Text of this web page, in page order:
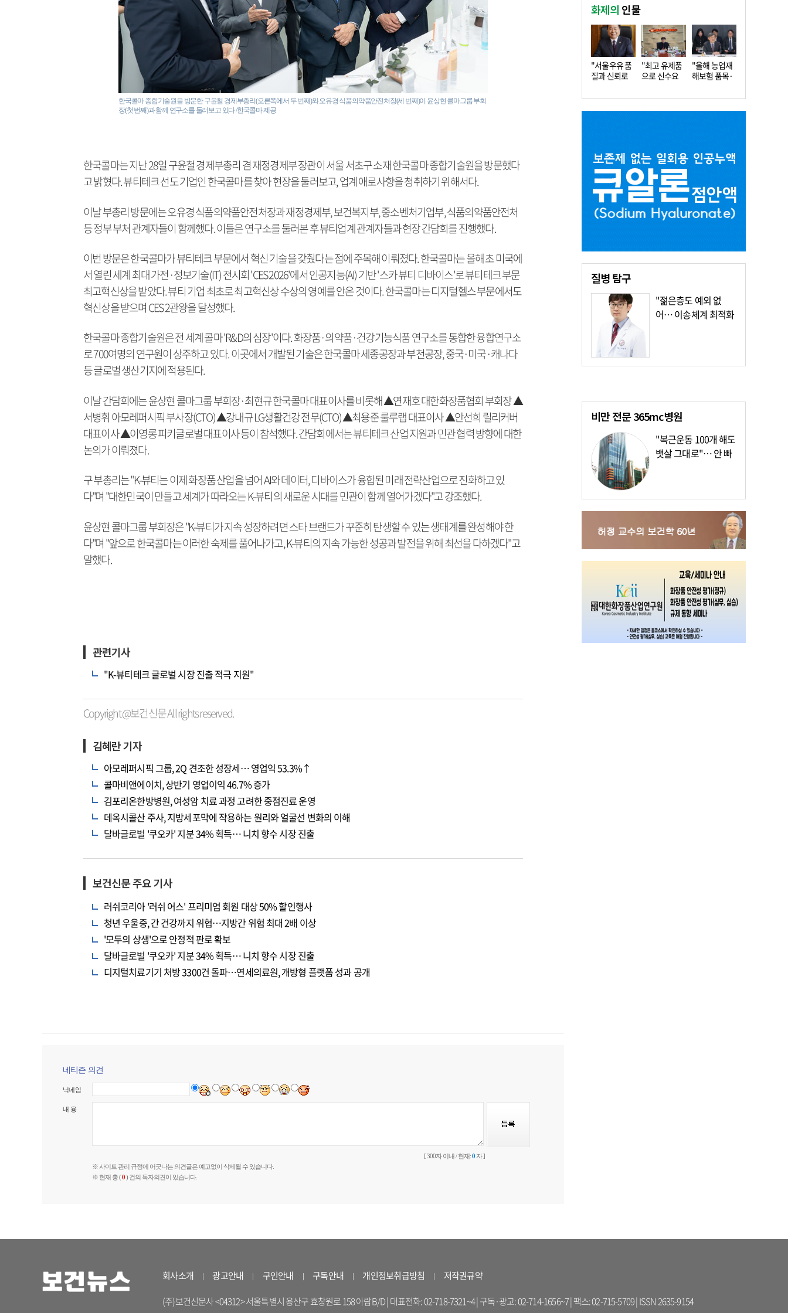
한국콜마 종합기술원을 방문한 구윤철 경제부총리(오른쪽에서 두 번째)와 오유경 식품의약품안전처장(세 번째)이 윤상현 콜마그룹 부회
장(첫 번째)과 함께 연구소를 둘러보고 있다 /한국콜마 제공
한국콜마는 지난 28일 구윤철 경제부총리 겸 재정경제부 장관이 서울 서초구 소재 한국콜마 종합기술원을 방문했다
고 밝혔다. 뷰티테크 선도 기업인 한국콜마를 찾아 현장을 둘러보고, 업계 애로사항을 청취하기 위해서다.
이날 부총리 방문에는 오유경 식품의약품안전처장과 재정경제부, 보건복지부, 중소벤처기업부, 식품의약품안전처
등 정부 부처 관계자들이 함께했다. 이들은 연구소를 둘러본 후 뷰티업계 관계자들과 현장 간담회를 진행했다.
이번 방문은 한국콜마가 뷰티테크 부문에서 혁신 기술을 갖췄다는 점에 주목해 이뤄졌다. 한국콜마는 올해 초 미국에
서 열린 세계 최대 가전·정보기술(IT) 전시회 'CES 2026'에서 인공지능(AI) 기반 '스카 뷰티 디바이스'로 뷰티테크 부문
최고혁신상을 받았다. 뷰티 기업 최초로 최고혁신상 수상의 영예를 안은 것이다. 한국콜마는 디지털헬스 부문에서도
혁신상을 받으며 CES 2관왕을 달성했다.
한국콜마 종합기술원은 전 세계 콜마 'R&D의 심장'이다. 화장품·의약품·건강기능식품 연구소를 통합한 융합연구소
로 700여명의 연구원이 상주하고 있다. 이곳에서 개발된 기술은 한국콜마 세종공장과 부천공장, 중국·미국·캐나다
등 글로벌 생산기지에 적용된다.
이날 간담회에는 윤상현 콜마그룹 부회장·최현규 한국콜마 대표이사를 비롯해 ▲연재호 대한화장품협회 부회장 ▲
서병휘 아모레퍼시픽 부사장(CTO) ▲강내규 LG생활건강 전무(CTO) ▲최용준 룰루랩 대표이사 ▲안선희 릴리커버
대표이사 ▲이영롱 피키글로벌 대표이사 등이 참석했다. 간담회에서는 뷰티테크 산업 지원과 민관 협력 방향에 대한
논의가 이뤄졌다.
구 부총리는 "K-뷰티는 이제 화장품 산업을 넘어 AI와 데이터, 디바이스가 융합된 미래 전략산업으로 진화하고 있
다"며 "대한민국이 만들고 세계가 따라오는 K-뷰티의 새로운 시대를 민관이 함께 열어가겠다"고 강조했다.
윤상현 콜마그룹 부회장은 "K-뷰티가 지속 성장하려면 스타 브랜드가 꾸준히 탄생할 수 있는 생태계를 완성해야 한
다"며 "앞으로 한국콜마는 이러한 숙제를 풀어나가고, K-뷰티의 지속 가능한 성공과 발전을 위해 최선을 다하겠다"고
말했다.
관련기사
"K-뷰티테크 글로벌 시장 진출 적극 지원"
Copyright @보건신문 All rights reserved.
김혜란 기자
아모레퍼시픽 그룹, 2Q 견조한 성장세… 영업익 53.3%↑
콜마비앤에이치, 상반기 영업이익 46.7% 증가
김포리온한방병원, 여성암 치료 과정 고려한 중점진료 운영
데옥시콜산 주사, 지방세포막에 작용하는 원리와 얼굴선 변화의 이해
달바글로벌 '쿠오카' 지분 34% 획득… 니치 향수 시장 진출
보건신문 주요 기사
러쉬코리아 '러쉬 어스' 프리미엄 회원 대상 50% 할인행사
청년 우울증, 간 건강까지 위협…지방간 위험 최대 2배 이상
'모두의 상생'으로 안정적 판로 확보
달바글로벌 '쿠오카' 지분 34% 획득… 니치 향수 시장 진출
디지털치료기기 처방 3300건 돌파…연세의료원, 개방형 플랫폼 성과 공개
네티즌 의견
닉네임
내 용
[ 300자 이내 / 현재:0 자 ]
※ 사이트 관리 규정에 어긋나는 의견글은 예고없이 삭제될 수 있습니다.
※ 현재 총 (0) 건의 독자의견이 있습니다.
화제의 인물
"서울우유 품
질과 신뢰로
"최고 유제품
으로 신수요
"올해 농업재
해보험 품목·
질병탐구
"젊은층도 예외 없
어… 이송체계 최적화
비만 전문365mc병원
"복근운동 100개 해도
뱃살 그대로"… 안 빠
회사소개 광고안내 구인안내 구독안내 개인정보취급방침
저작권규약
(주)보건신문사 <04312> 서울특별시 용산구 효창원로 158 아람B/D | 대표전화: 02-718-7321~4 | 구독·광고: 02-714-1656~7 | 팩스: 02-715-5709 | ISSN 2635-9154